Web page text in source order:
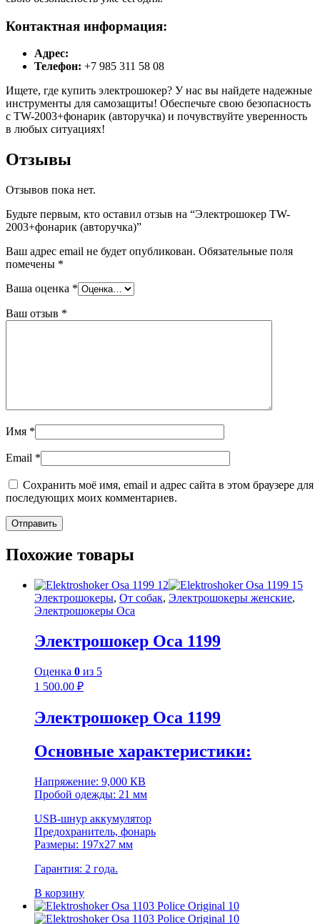
Контактная информация:
Адрес:
Телефон: +7 985 311 58 08
Ищете, где купить электрошокер? У нас вы найдете надежные
инструменты для самозащиты! Обеспечьте свою безопасность
с TW-2003+фонарик (авторучка) и почувствуйте уверенность
в любых ситуациях!
Отзывы
Отзывов пока нет.
Будьте первым, кто оставил отзыв на “Электрошокер TW-
2003+фонарик (авторучка)”
Ваш адрес email не будет опубликован. Обязательные поля
помечены *
Ваша оценка *
Ваш отзыв *
Имя *
Email *
Сохранить моё имя, email и адрес сайта в этом браузере для
последующих моих комментариев.
Похожие товары
Электрошокеры, От собак, Электрошокеры женские,
Электрошокеры Оса
Электрошокер Оса 1199
Оценка 0 из 5
1 500.00 ₽
Электрошокер Оса 1199
Основные характеристики:
Напряжение: 9,000 КВ
Пробой одежды: 21 мм
USB-шнур аккумулятор
Предохранитель, фонарь
Размеры: 197х27 мм
Гарантия: 2 года.
В корзину